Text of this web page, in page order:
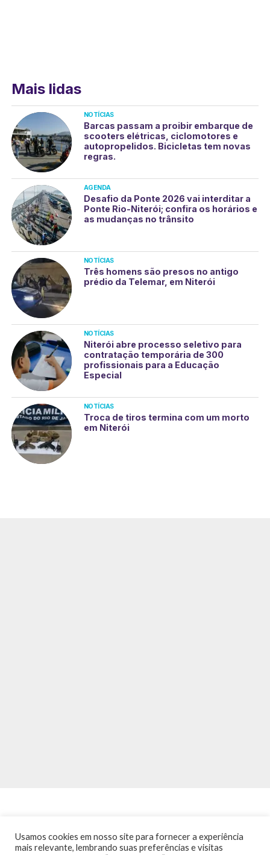
Mais lidas
NOTÍCIAS
Barcas passam a proibir embarque de
scooters elétricas, ciclomotores e
autopropelidos. Bicicletas tem novas
regras.
AGENDA
Desafio da Ponte 2026 vai interditar a
Ponte Rio-Niterói; confira os horários e
as mudanças no trânsito
NOTÍCIAS
Três homens são presos no antigo
prédio da Telemar, em Niterói
NOTÍCIAS
Niterói abre processo seletivo para
contratação temporária de 300
profissionais para a Educação
Especial
NOTÍCIAS
Troca de tiros termina com um morto
em Niterói
Usamos cookies em nosso site para fornecer a experiência
mais relevante, lembrando suas preferências e visitas